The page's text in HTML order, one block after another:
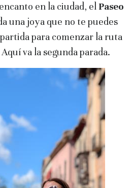
en la ciudad, el Paseo
una joya que no te puedes
para comenzar la ruta
va la segunda parada.